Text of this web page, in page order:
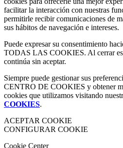
facilitar la interacción con nuestras
permitirle recibir comunicaciones de
sus hábitos de navegación e intereses.
Puede expresar su consentimiento
TODAS LAS COOKIES. Al cerrar
continúa sin aceptar.
Siempre puede gestionar sus
CENTRO DE COOKIES y obtener
cookies que utilizamos visitando
COOKIES.
ACEPTAR COOKIE
CONFIGURAR COOKIE
Cookie Center